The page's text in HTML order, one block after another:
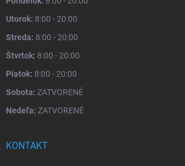
Utorok: 8:00 - 20:00
Streda: 8:00 - 20:00
Štvrtok: 8:00 - 20:00
Piatok: 8:00 - 20:00
Sobota: ZATVORENÉ
Nedeľa: ZATVORENÉ
KONTAKT